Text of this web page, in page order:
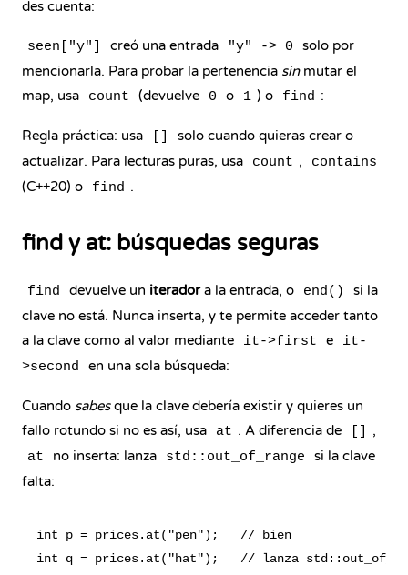
des cuenta:
seen["y"] creó una entrada "y" -> 0
solo por
mencionarla. Para probar la pertenencia sinmutar el
map, usa
count (devuelve 0 o 1 ) o find :
Regla práctica: usa
solo cuando quieras crear o
actualizar. Para lecturas puras, usa
count , contains
(C++20) o find .
find y at: búsquedas seguras
find devuelve un iteradora la entrada, o end()
si la
clave no está. Nunca inserta, y te permite acceder tanto
a la clave como al valor mediante
it->first e
it-
>second
en una sola búsqueda:
Cuando sabesque la clave debería existir y quieres un
fallo rotundo si no es así, usa
at . A diferencia de ,
at no inserta: lanza std::out_of_range
si la clave
falta:
int p = prices.at("pen");   // bien